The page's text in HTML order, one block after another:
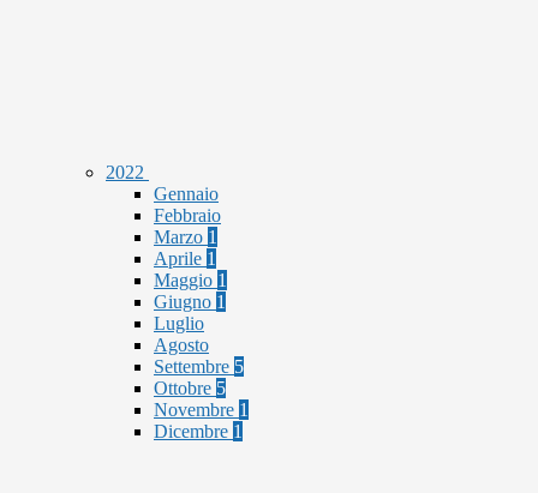
2022
Gennaio
Febbraio
Marzo 1
Aprile 1
Maggio 1
Giugno 1
Luglio
Agosto
Settembre 5
Ottobre 5
Novembre 1
Dicembre 1